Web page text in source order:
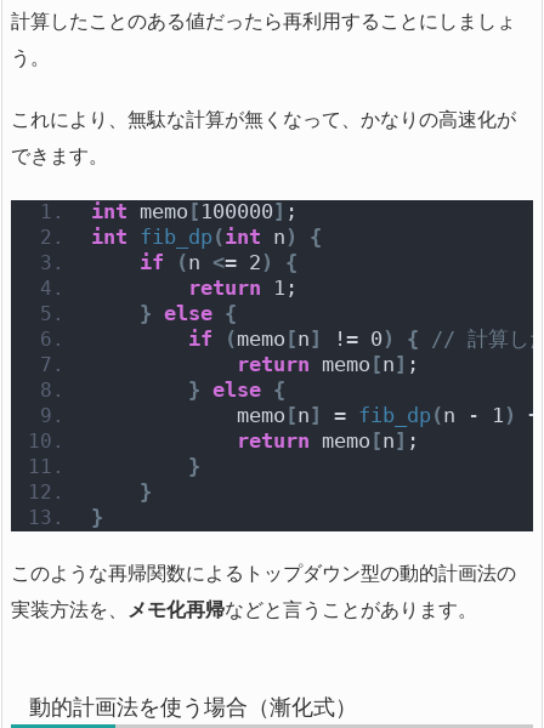
計算したことのある値だったら再利用することにしましょ
う。
これにより、無駄な計算が無くなって、かなりの高速化が
できます。
int memo [ 100000] ;
int fib_dp (int n )
{
if
(n <= 2 )
{
return 1;
} else {
if
(memo [n] != 0 ) {
// 計算し
return memo [n] ;
} else {
            memo
[n] = fib_dp (n - 1 )
return memo [n] ;
}
}
}
このような再帰関数によるトップダウン型の動的計画法の
実装方法を、 メモ化再帰などと言うことがあります。
動的計画法を使う場合（漸化式）